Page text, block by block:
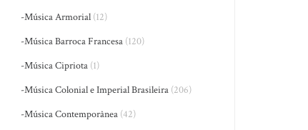
-Música Armorial (12)
-Música Barroca Francesa (120)
-Música Cipriota (1)
-Música Colonial e Imperial Brasileira (206)
-Música Contemporânea (42)